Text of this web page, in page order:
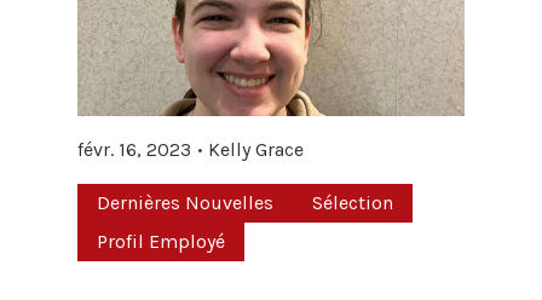
févr. 16, 2023 Kelly Grace
Dernières Nouvelles
Sélection
Profil Employé